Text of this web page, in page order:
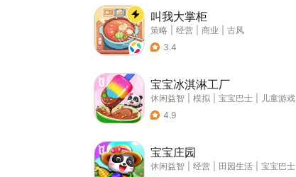
叫我大掌柜
策略 经营 商业
古风
3.4
宝宝冰淇淋工厂
休闲益智 模拟 宝宝巴士
儿童游戏
4.9
宝宝庄园
休闲益智 经营 田园生活
宝宝巴士